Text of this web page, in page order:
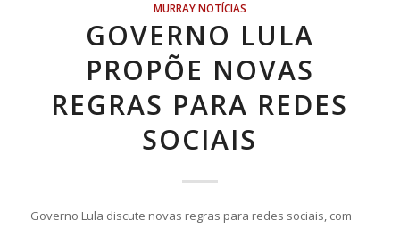
MURRAY NOTÍCIAS
GOVERNO LULA
PROPÕE NOVAS
REGRAS PARA REDES
SOCIAIS
Governo Lula discute novas regras para redes sociais, com